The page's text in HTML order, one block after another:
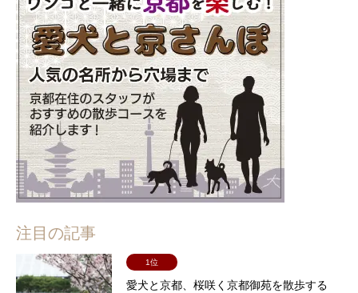
注目の記事
1位
愛犬と京都、桜咲く京都御苑を散歩する